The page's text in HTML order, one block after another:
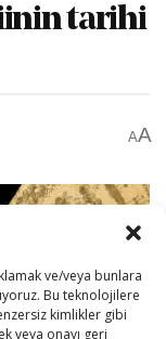
ve/veya bunlara
Bu teknolojilere
kimlikler gibi
veya onayı geri
tarihi
AA